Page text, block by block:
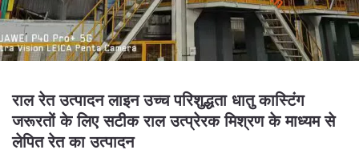
राल रेत उत्पादन लाइन उच्च परिशुद्धता धातु कास्टिंग
जरूरतों के लिए सटीक राल उत्प्रेरक मिश्रण के माध्यम से
लेपित रेत का उत्पादन